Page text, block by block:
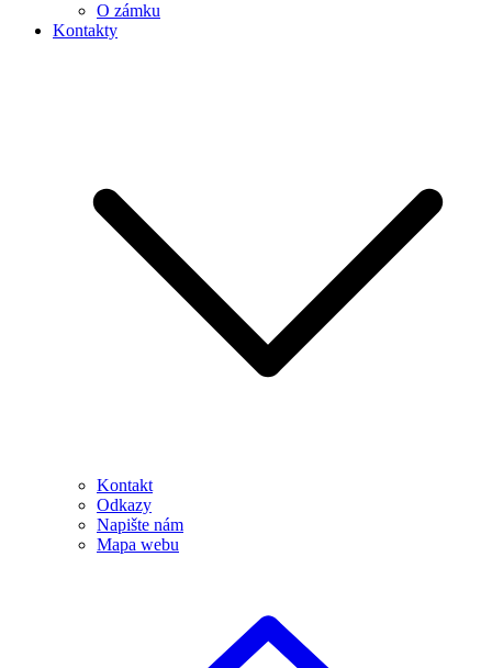
O zámku
Kontakty
Kontakt
Odkazy
Napište nám
Mapa webu